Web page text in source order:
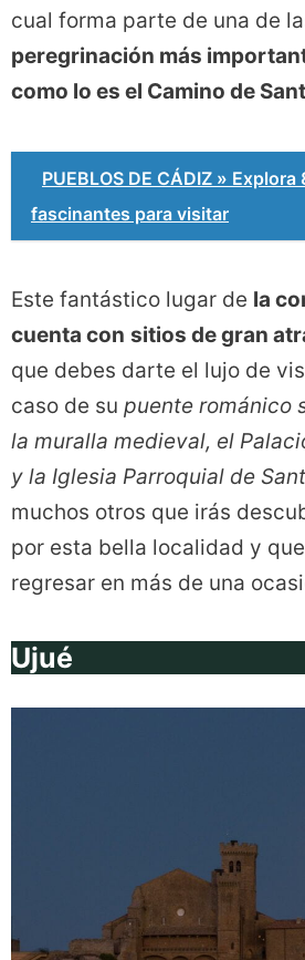
cual forma parte de una de
peregrinación más
como lo es el Camino de
PUEBLOS DE CÁDIZ » Explora
fascinantes para visitar
Este fantástico lugar de la
cuenta con sitios de gran
que debes darte el lujo de
caso de su puente románico
la muralla medieval, el
y la Iglesia Parroquial de
muchos otros que irás
por esta bella localidad y
regresar en más de una
Ujué